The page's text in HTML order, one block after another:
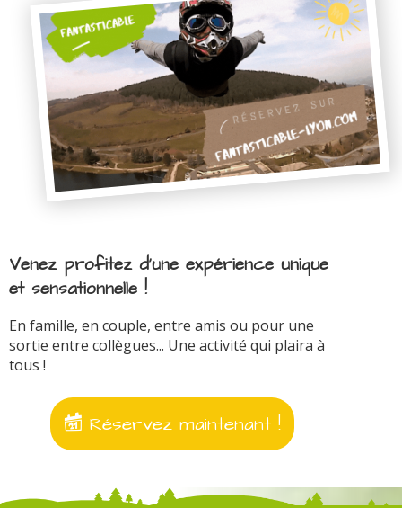
Venez profitez d'une expérience unique
et sensationnelle !
En famille, en couple, entre amis ou pour une
sortie entre collègues... Une activité qui plaira à
tous !
Réservez maintenant !